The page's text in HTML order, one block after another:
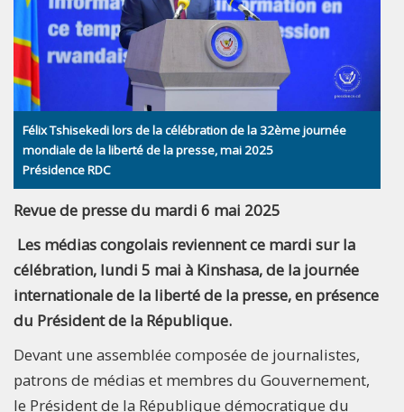
Félix Tshisekedi lors de la célébration de la 32ème journée
mondiale de la liberté de la presse, mai 2025
Présidence RDC
Revue de presse du mardi 6 mai 2025
Les médias congolais reviennent ce mardi sur la
célébration, lundi 5 mai à Kinshasa, de la journée
internationale de la liberté de la presse, en présence
du Président de la République.
Devant une assemblée composée de journalistes,
patrons de médias et membres du Gouvernement,
le Président de la République démocratique du